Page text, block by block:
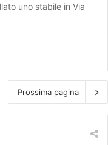
uno stabile in Via
Prossima pagina